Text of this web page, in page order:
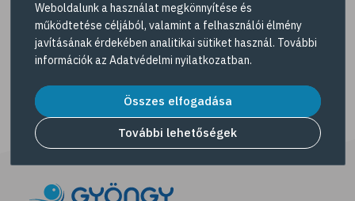
# édesítőszerek
# sztevia
# fogadalom
# egészséges életmód
# diéta
# fogyókúra
# életmódváltás
# célkitűzés
Mutass többet >
Weboldalunk a használat megkönnyítése és
működtetése céljából, valamint a felhasználói élmény
javításának érdekében analitikai sütiket használ. További
információk az Adatvédelmi nyilatkozatban.
Összes elfogadása
További lehetőségek